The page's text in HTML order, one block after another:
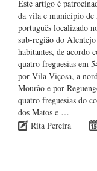
Este artigo é
da vila e município
português localizado
sub-região do
habitantes, de acordo
quatro freguesias em
por Vila Viçosa, a
Mourão e por
quatro freguesias do
dos Matos e …
Rita Pereira